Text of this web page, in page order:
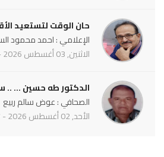
حان الوقت لتستعيد
الإعلامي : احمد محمود
الاثنين, 03 أغسطس 2026 - 04:10 م
الدكتور طه حسين ... ..
الصحافي : عوض سالم ربيع
الأحد, 02 أغسطس 2026 - 06:07 م